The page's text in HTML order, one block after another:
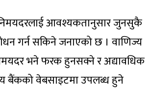
आवश्यकतानुसार जुनसुकै
गर्न सकिने जनाएको छ । वाणिज्य
भने फरक हुनसक्ने र अद्यावधिक
बैंकको वेबसाइटमा उपलब्ध हुने